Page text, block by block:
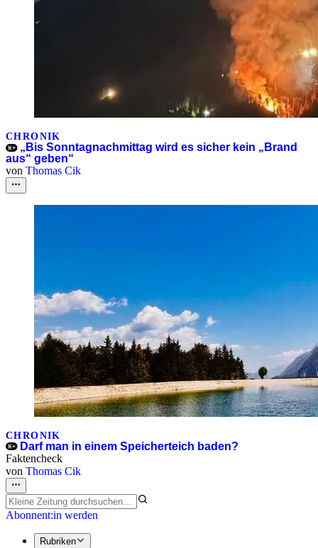
CHRONIK
„Bis Sonntagnachmittag wird es sicher kein „Brand
aus“ geben“
von Thomas Cik
CHRONIK
Darf man in einem Speicherteich baden?
Faktencheck
von Thomas Cik
Abonnent:in werden
Rubriken